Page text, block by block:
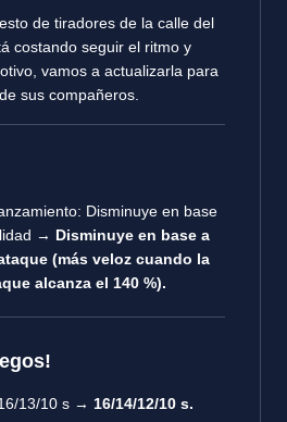
de tiradores de la calle del
costando seguir el ritmo y
vamos a actualizarla para
sus compañeros.
Disminuye en base
→ Disminuye en base a
(más veloz cuando la
alcanza el 140 %).
13/10 s → 16/14/12/10 s.